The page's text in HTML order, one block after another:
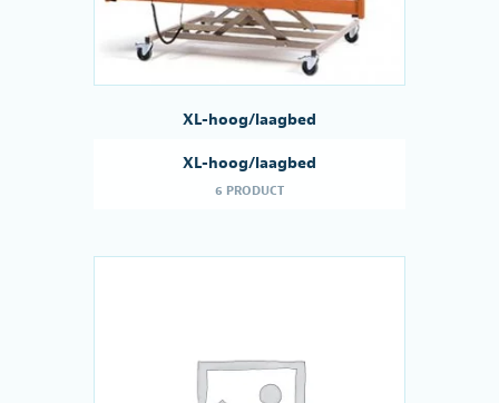
XL-hoog/laagbed
XL-hoog/laagbed
6 PRODUCT